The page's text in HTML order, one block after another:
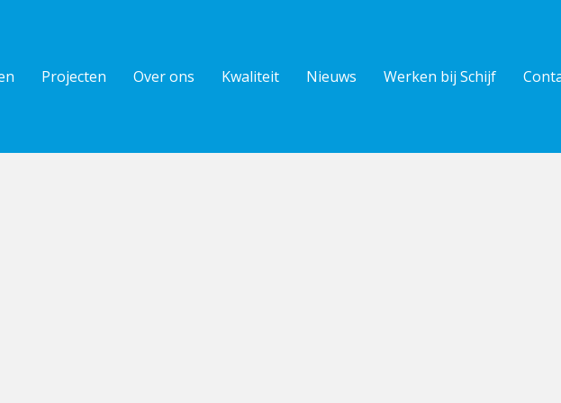
Projecten Over ons Kwaliteit Nieuws Werken bij Schijf